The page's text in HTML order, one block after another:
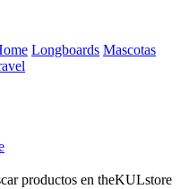
Longboards Mascotas